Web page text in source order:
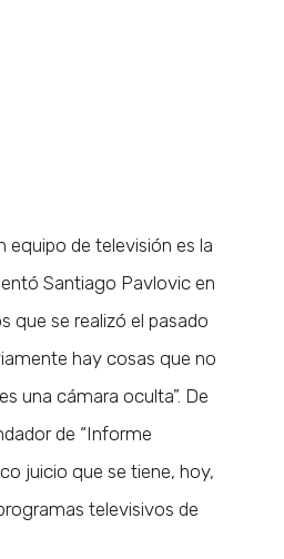
equipo de televisión es la
Santiago Pavlovic en
que se realizó el pasado
hay cosas que no
una cámara oculta”. De
de “Informe
juicio que se tiene, hoy,
televisivos de